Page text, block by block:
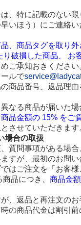
、特に記載のない
いほう）にご連絡
、商品タグを取り
破損した商品、
ご承知おきください
ルで
商品番号、返品理
なる商品が届いた
商品金額の 15% をご
させていただきます
場合の取扱
質問事項がある場
すが、最初のお問
はご注文を「お客
品につき、 商品金
、返品と再注文の
の商品代金は割引